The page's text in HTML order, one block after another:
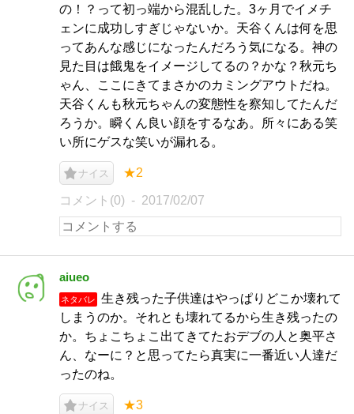
の！？って初っ端から混乱した。3ヶ月でイメチ
ェンに成功しすぎじゃないか。天谷くんは何を思
ってあんな感じになったんだろう気になる。神の
見た目は餓鬼をイメージしてるの？かな？秋元ち
ゃん、ここにきてまさかのカミングアウトだね。
天谷くんも秋元ちゃんの変態性を察知してたんだ
ろうか。瞬くん良い顔をするなあ。所々にある笑
い所にゲスな笑いが漏れる。
ナイス ★2
コメント(0) 2017/02/07
aiueo
ネタバレ
生き残った子供達はやっぱりどこか壊れて
しまうのか。それとも壊れてるから生き残ったの
か。ちょこちょこ出てきてたおデブの人と奥平さ
ん、なーに？と思ってたら真実に一番近い人達だ
ったのね。
ナイス ★3